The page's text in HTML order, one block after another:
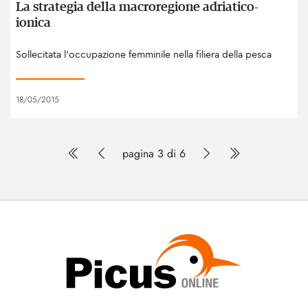
La strategia della macroregione adriatico-
ionica
Sollecitata l’occupazione femminile nella filiera della pesca
18/05/2015
pagina 3 di 6